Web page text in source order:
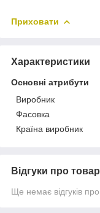
Приховати
Характеристики
Основні атрибути
Виробник
Фасовка
Країна виробник
Відгуки про товар
Ще немає відгуків